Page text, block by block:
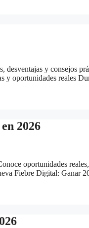
desventajas y consejos
y oportunidades reales
2026
oportunidades reales,
Fiebre Digital: Ganar